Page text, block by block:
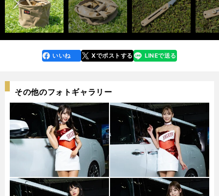
faceboo
k
いいね Xでポストする
line LINEで送る
その他のフォトギャラリー